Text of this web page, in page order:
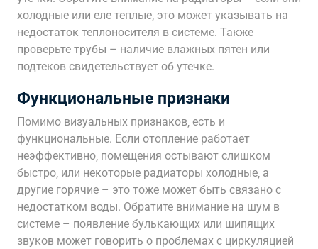
холодные или еле теплые‚ это может указывать на
недостаток теплоносителя в системе. Также
проверьте трубы – наличие влажных пятен или
подтеков свидетельствует об утечке.
Функциональные признаки
Помимо визуальных признаков‚ есть и
функциональные. Если отопление работает
неэффективно‚ помещения остывают слишком
быстро‚ или некоторые радиаторы холодные‚ а
другие горячие – это тоже может быть связано с
недостатком воды. Обратите внимание на шум в
системе – появление булькающих или шипящих
звуков может говорить о проблемах с циркуляцией